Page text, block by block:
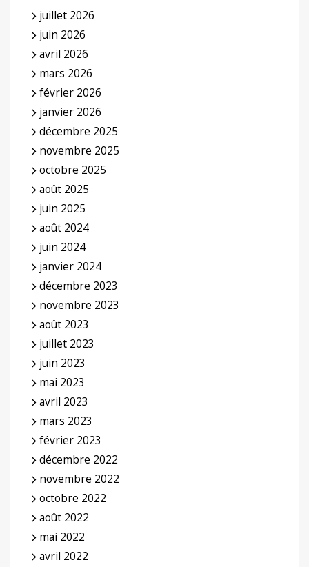
juillet 2026
juin 2026
avril 2026
mars 2026
février 2026
janvier 2026
décembre 2025
novembre 2025
octobre 2025
août 2025
juin 2025
août 2024
juin 2024
janvier 2024
décembre 2023
novembre 2023
août 2023
juillet 2023
juin 2023
mai 2023
avril 2023
mars 2023
février 2023
décembre 2022
novembre 2022
octobre 2022
août 2022
mai 2022
avril 2022